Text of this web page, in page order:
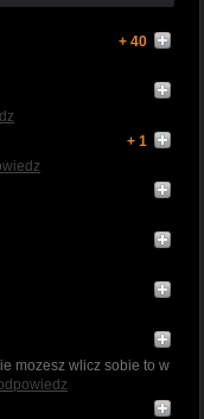
+ 40
+ 1
mozesz wlicz sobie to w